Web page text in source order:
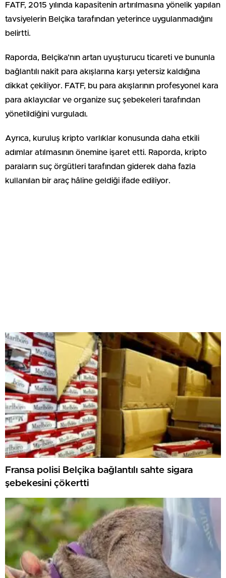
FATF, 2015 yılında kapasitenin artırılmasına yönelik yapılan
tavsiyelerin Belçika tarafından yeterince uygulanmadığını
belirtti.
Raporda, Belçika’nın artan uyuşturucu ticareti ve bununla
bağlantılı nakit para akışlarına karşı yetersiz kaldığına
dikkat çekiliyor. FATF, bu para akışlarının profesyonel kara
para aklayıcılar ve organize suç şebekeleri tarafından
yönetildiğini vurguladı.
Ayrıca, kuruluş kripto varlıklar konusunda daha etkili
adımlar atılmasının önemine işaret etti. Raporda, kripto
paraların suç örgütleri tarafından giderek daha fazla
kullanılan bir araç hâline geldiği ifade ediliyor.
Fransa polisi Belçika bağlantılı sahte sigara
şebekesini çökertti